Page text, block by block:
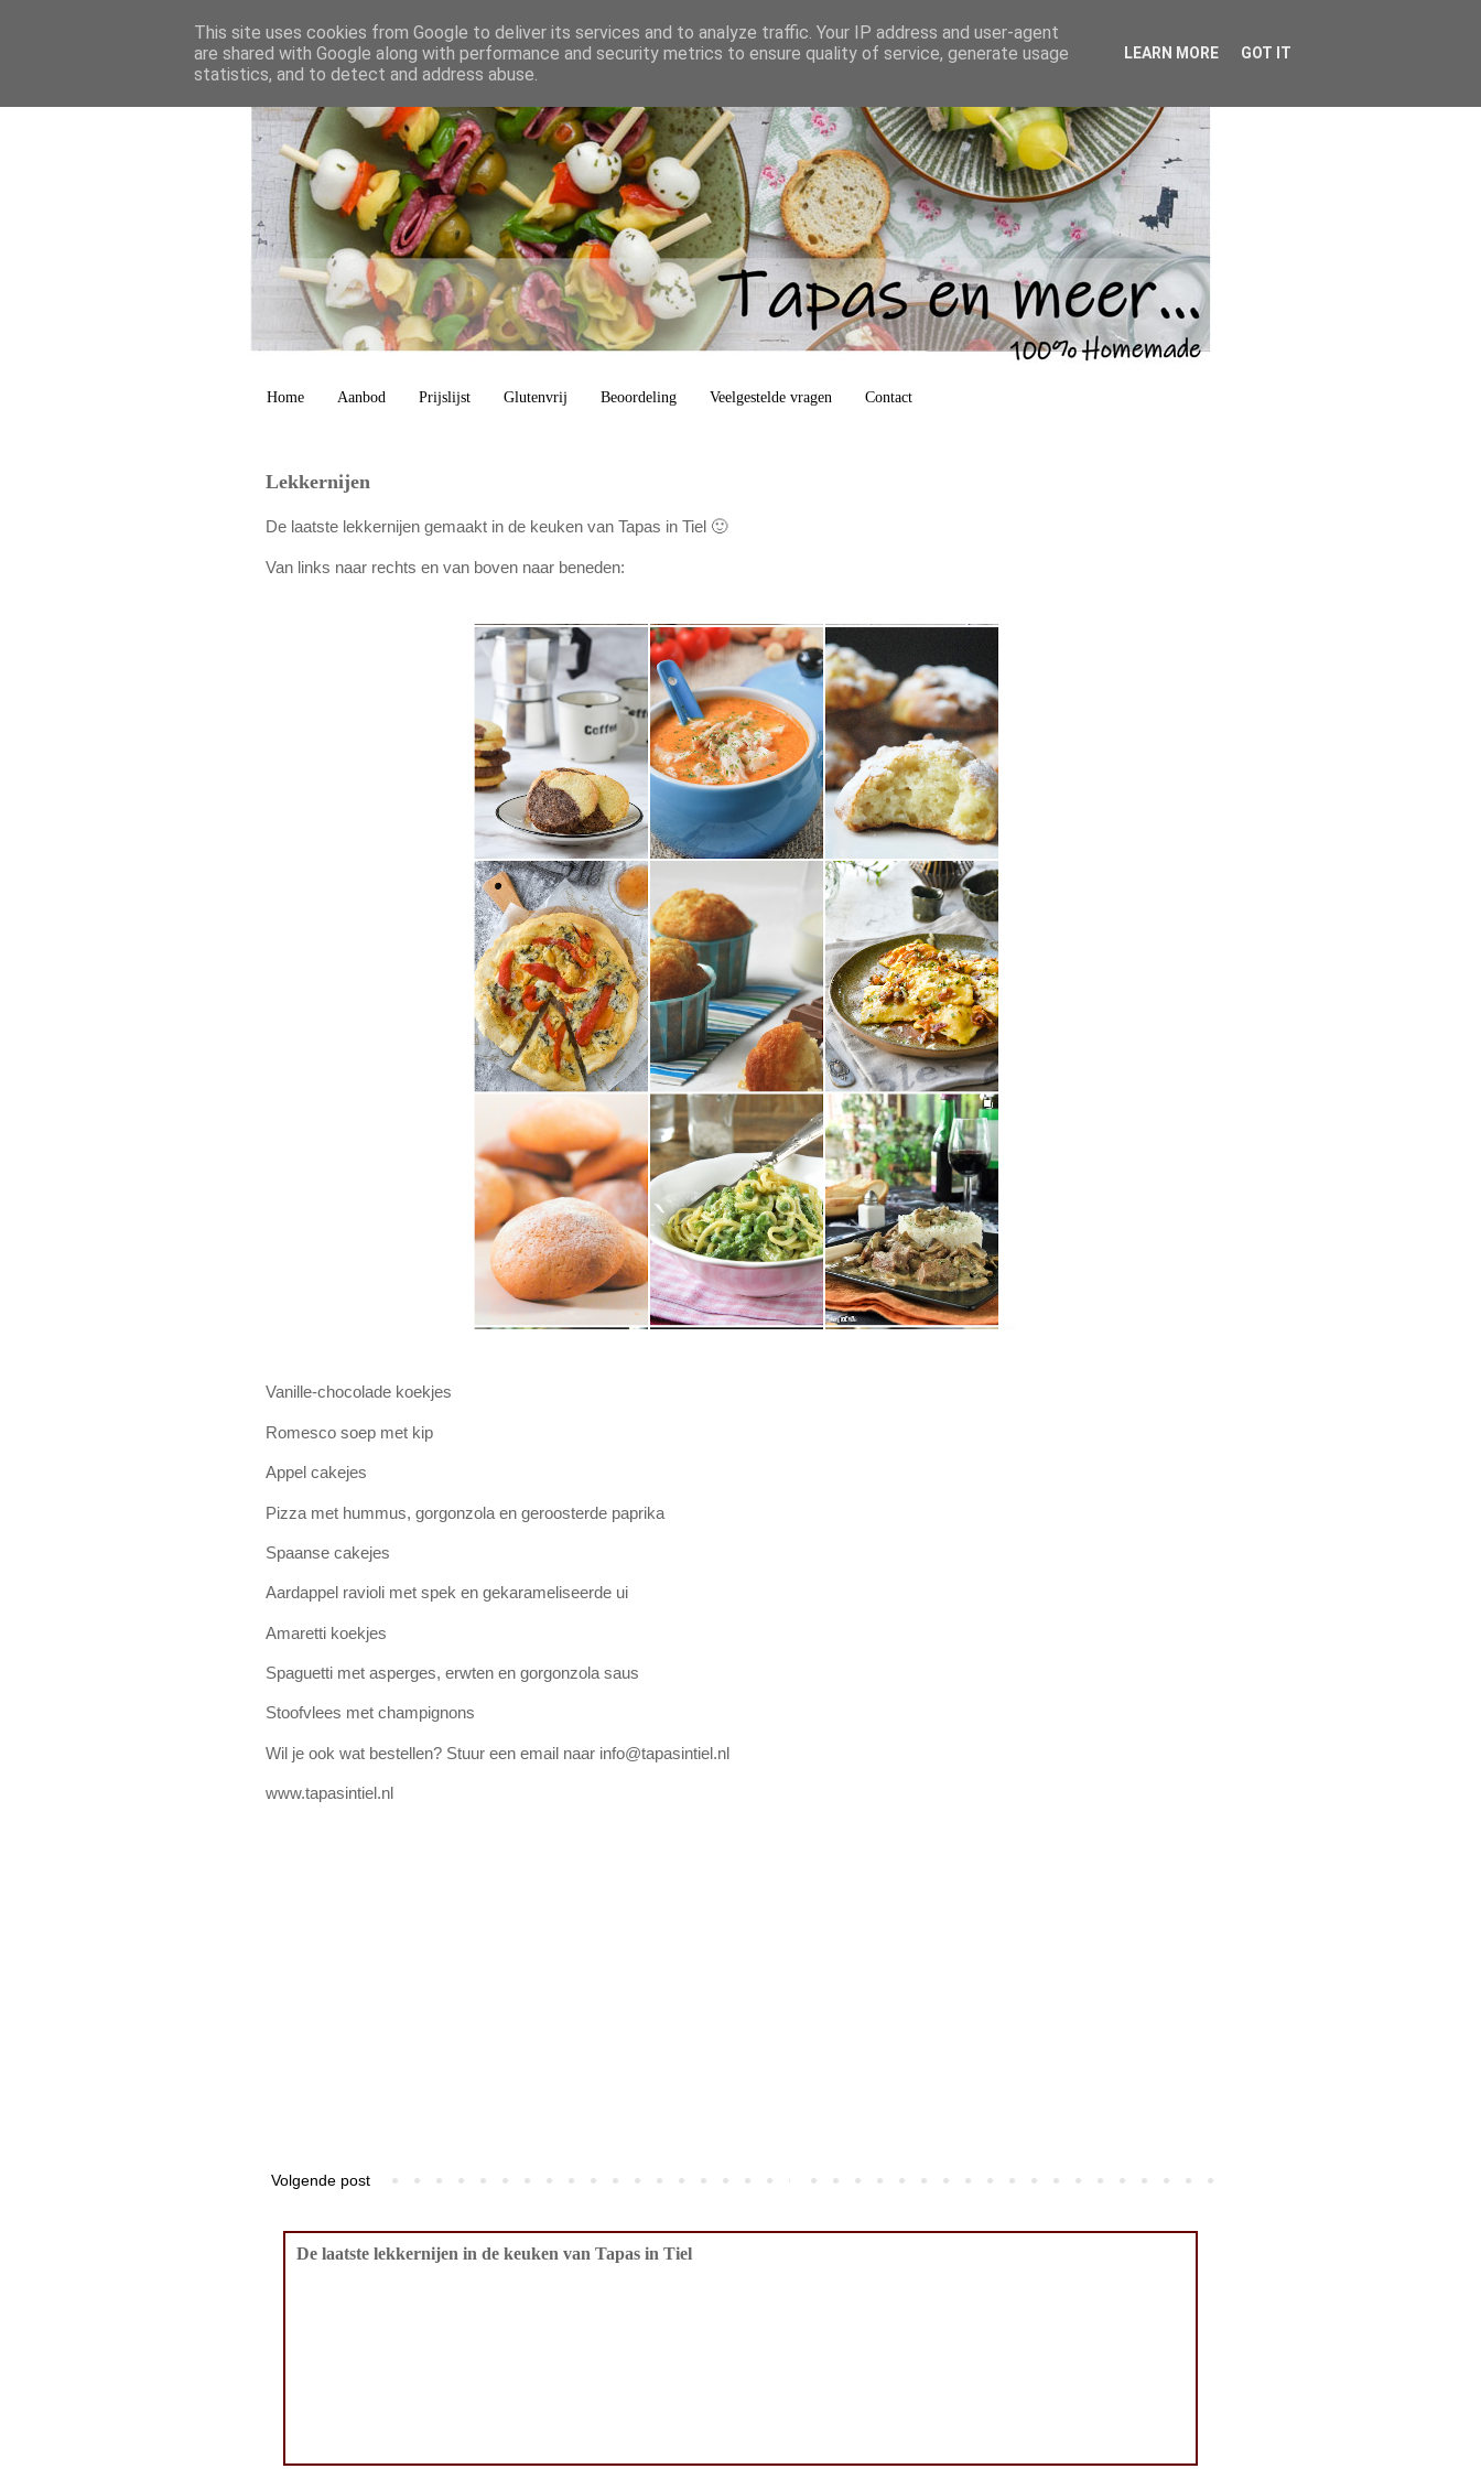
Home Aanbod Prijslijst Glutenvrij Beoordeling Veelgestelde vragen Contact
Lekkernijen
De laatste lekkernijen gemaakt in de keuken van Tapas in Tiel 🙂
Van links naar rechts en van boven naar beneden:
Vanille-chocolade koekjes
Romesco soep met kip
Appel cakejes
Pizza met hummus, gorgonzola en geroosterde paprika
Spaanse cakejes
Aardappel ravioli met spek en gekarameliseerde ui
Amaretti koekjes
Spaguetti met asperges, erwten en gorgonzola saus
Stoofvlees met champignons
Wil je ook wat bestellen? Stuur een email naar info@tapasintiel.nl
www.tapasintiel.nl
Volgende post
De laatste lekkernijen in de keuken van Tapas in Tiel
This site uses cookies from Google to deliver its services and to analyze traffic. Your IP address and user-agent
are shared with Google along with performance and security metrics to ensure quality of service, generate usage
statistics, and to detect and address abuse.
LEARN MORE GOT IT